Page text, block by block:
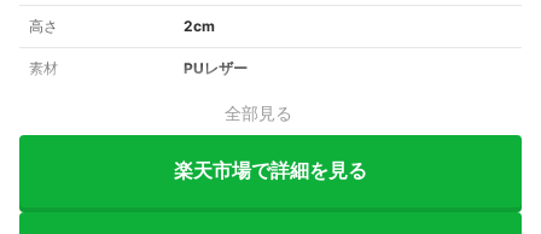
高さ 2cm
素材 PUレザー
全部見る
楽天市場で詳細を見る